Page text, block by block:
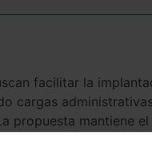
facilitar la
cargas
propuesta mantiene
introduce
de que el